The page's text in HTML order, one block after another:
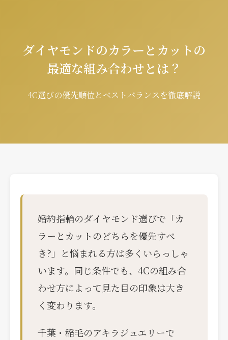
ダイヤモンドのカラーとカットの
最適な組み合わせとは？
4C選びの優先順位とベストバランスを徹底解説
婚約指輪のダイヤモンド選びで「カ
ラーとカットのどちらを優先すべ
き?」と悩まれる方は多くいらっしゃ
います。同じ条件でも、4Cの組み合
わせ方によって見た目の印象は大き
く変わります。
千葉・稲毛のアキラジュエリーで